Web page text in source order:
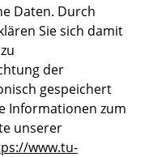
Daten. Durch
Sie sich damit
der
gespeichert
Informationen zum
unserer
www.tu-